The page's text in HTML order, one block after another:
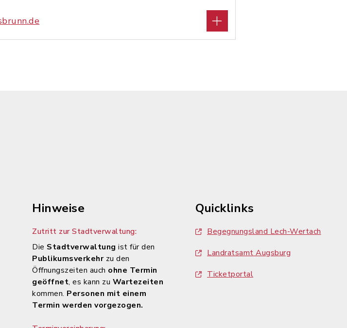
Hinweise
Zutritt zur Stadtverwaltung:
Die Stadtverwaltung ist für den
Publikumsverkehr zu den
Öffnungszeiten auch ohne Termin
geöffnet, es kann zu Wartezeiten
kommen. Personen mit einem
Termin werden vorgezogen.
Quicklinks
Begegnungsland Lech-Wertach
Landratsamt Augsburg
Ticketportal